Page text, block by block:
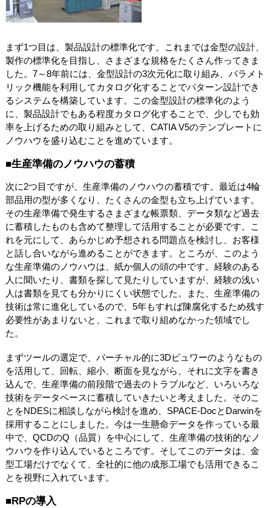
まず1つ目は、製品設計の標準化です。これまでは金型の設計、
製作の標準化を目指し、さまざまな規格をたくさん作ってきま
した。7～8年前には、金型設計の3次元化に取り組み、パラメト
リック機能を利用してカタログ化することでパターン設計でき
るシステムを構築しています。この金型設計の標準化のよう
に、製品設計でもある程度カタログ化することで、少しでも効
率を上げるための取り組みとして、CATIA V5のテンプレートに
ノウハウを盛り込むことを進めています。
■生産準備のノウハウの蓄積
次に2つ目ですが、生産準備のノウハウの蓄積です。最近は4輪
部品用の型が多くなり、たくさんの金型も立ち上げています。
その生産準備で発生するさまざまな帳票類、データ類など過去
に蓄積したものも含めて整理して活用することが必要です。こ
れを元にして、あらかじめ予想される問題点を検討し、お客様
と話し合いながら進めることができます。ところが、このよう
な生産準備のノウハウは、紙か個人の頭の中です。経験のある
人に聞いたり、書類を探して見たりしていますが、経験の浅い
人は書類を見ても分かりにくい状態でした。また、生産準備の
技術は常に進化しているので、5年もすれば陳腐化するため残す
必要性があまりないと、これまで取り組めなかった領域でし
た。
まずツールの選定で、バーチャル的に3Dビュワーのようなもの
を活用して、回転、縮小、断面を見ながら、それに文字を書き
込んで、生産準備の前段階で過去のトラブルなど、いろいろな
技術をデータベースに蓄積していきたいと考えました。そのこ
とをNDESに相談しながら検討を進め、SPACE-DocとDarwinを
採用することにしました。今は一生懸命データを作っている最
中で、QCDのQ（品質）を中心にして、生産準備の技術的なノ
ウハウを作り込んでいるところです。そしてこのデータは、金
型工場だけでなくて、全社的に他の成形工場でも活用できるこ
とを視野に入れています。
■RPの導入